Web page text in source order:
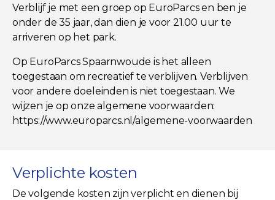
Verblijf je met een groep op EuroParcs en ben je
onder de 35 jaar, dan dien je voor 21.00 uur te
arriveren op het park.
Op EuroParcs Spaarnwoude is het alleen
toegestaan om recreatief te verblijven. Verblijven
voor andere doeleinden is niet toegestaan. We
wijzen je op onze algemene voorwaarden:
https://www.europarcs.nl/algemene-voorwaarden
Verplichte kosten
De volgende kosten zijn verplicht en dienen bij